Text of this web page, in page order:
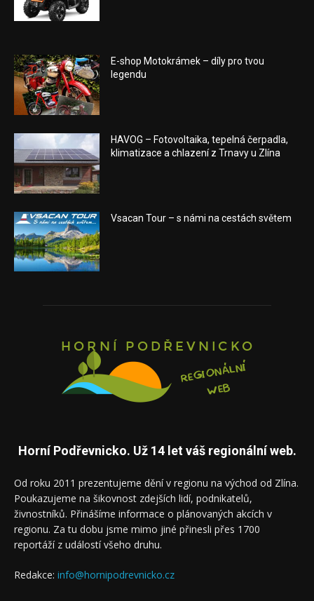
E-shop Motokrámek – díly pro tvou
legendu
HAVOG – Fotovoltaika, tepelná čerpadla,
klimatizace a chlazení z Trnavy u Zlína
Vsacan Tour – s námi na cestách světem
Horní Podřevnicko. Už 14 let váš regionální web.
Od roku 2011 prezentujeme dění v regionu na východ od Zlína.
Poukazujeme na šikovnost zdejších lidí, podnikatelů,
živnostníků. Přinášíme informace o plánovaných akcích v
regionu. Za tu dobu jsme mimo jiné přinesli přes 1700
reportáží z událostí všeho druhu.
Redakce: info@hornipodrevnicko.cz